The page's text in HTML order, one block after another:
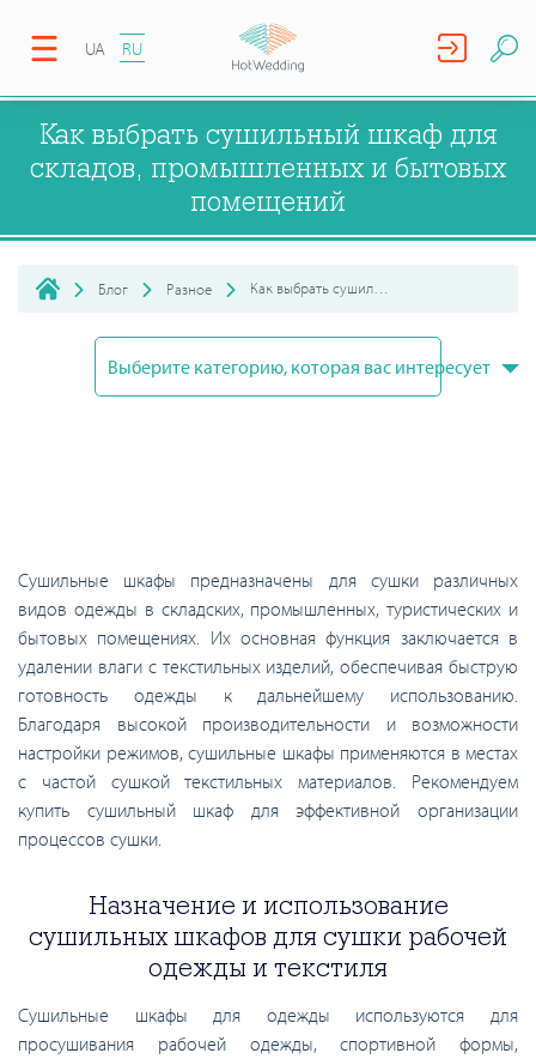
UA RU
Как выбрать сушильный шкаф для
складов, промышленных и бытовых
помещений
Блог Разное
Сушильные шкафы предназначены для сушки различных
видов одежды в складских, промышленных, туристических и
бытовых помещениях. Их основная функция заключается в
удалении влаги с текстильных изделий, обеспечивая быструю
готовность одежды к дальнейшему использованию.
Благодаря высокой производительности и возможности
настройки режимов, сушильные шкафы применяются в местах
с частой сушкой текстильных материалов. Рекомендуем
купить сушильный шкаф для эффективной организации
процессов сушки.
Назначение и использование
сушильных шкафов для сушки рабочей
одежды и текстиля
Сушильные шкафы для одежды используются для
просушивания рабочей одежды, спортивной формы,
Выберите категорию, которая вас интересует